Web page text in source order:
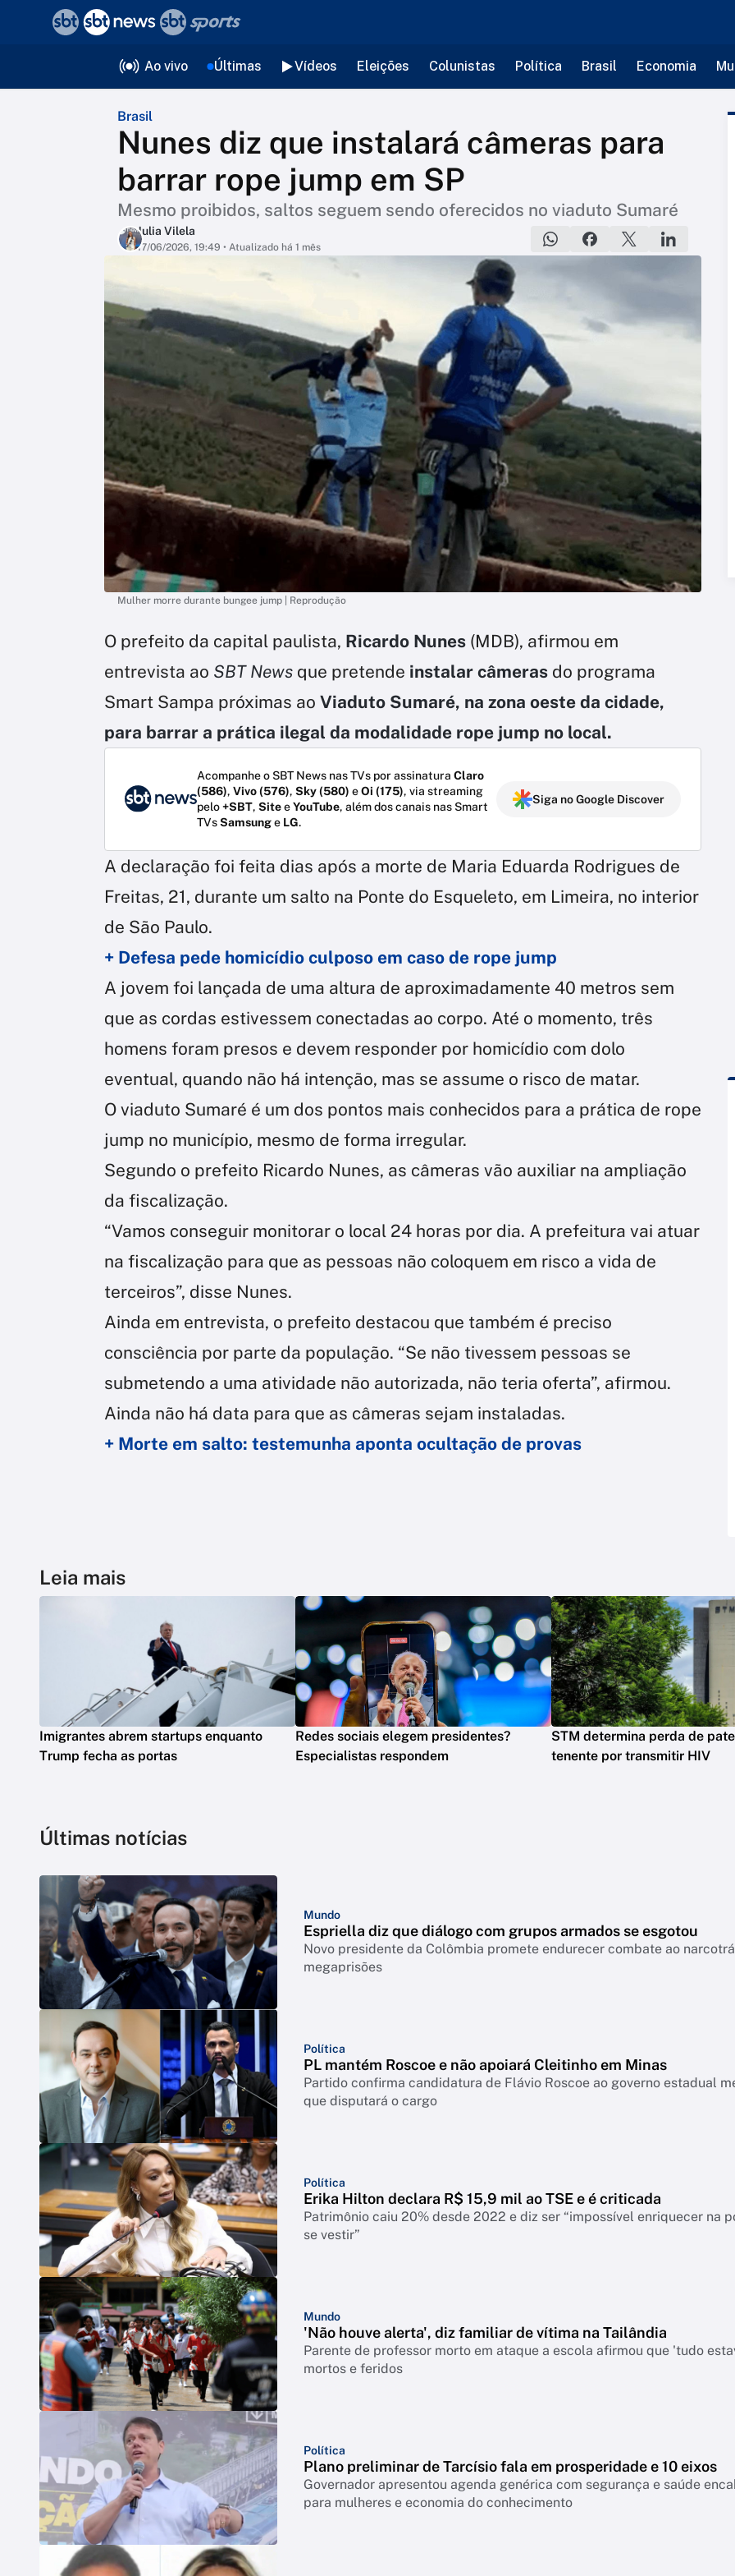
Ao vivo Últimas Vídeos Eleições Colunistas Política Brasil Economia
Brasil
Nunes diz que instalará câmeras para
barrar rope jump em SP
Mesmo proibidos, saltos seguem sendo oferecidos no viaduto Sumaré
Julia Vilela
17/06/2026, 19:49 • Atualizado há 1 mês
Mulher morre durante bungee jump | Reprodução
O prefeito da capital paulista, Ricardo Nunes (MDB), afirmou em
entrevista ao SBT News que pretende instalar câmeras do programa
Smart Sampa próximas ao Viaduto Sumaré, na zona oeste da cidade,
para barrar a prática ilegal da modalidade rope jump no local.
Acompanhe o SBT News nas TVs por assinatura Claro
(586), Vivo (576), Sky (580) eOi (175), via streaming
pelo+SBT, SiteeYouTube, além dos canais nas Smart
TVsSamsunge LG.
Siga no Google Discover
A declaração foi feita dias após a morte de Maria Eduarda Rodrigues de
Freitas, 21, durante um salto na Ponte do Esqueleto, em Limeira, no interior
de São Paulo.
+ Defesa pede homicídio culposo em caso de rope jump
A jovem foi lançada de uma altura de aproximadamente 40 metros sem
que as cordas estivessem conectadas ao corpo. Até o momento, três
homens foram presos e devem responder por homicídio com dolo
eventual, quando não há intenção, mas se assume o risco de matar.
O viaduto Sumaré é um dos pontos mais conhecidos para a prática de rope
jump no município, mesmo de forma irregular.
Segundo o prefeito Ricardo Nunes, as câmeras vão auxiliar na ampliação
da fiscalização.
“Vamos conseguir monitorar o local 24 horas por dia. A prefeitura vai atuar
na fiscalização para que as pessoas não coloquem em risco a vida de
terceiros”, disse Nunes.
Ainda em entrevista, o prefeito destacou que também é preciso
consciência por parte da população. “Se não tivessem pessoas se
submetendo a uma atividade não autorizada, não teria oferta”, afirmou.
Ainda não há data para que as câmeras sejam instaladas.
+ Morte em salto: testemunha aponta ocultação de provas
Leia mais
Imigrantes abrem startups enquanto
Trump fecha as portas
Redes sociais elegem presidentes?
Especialistas respondem
STM determina perda de
tenente por transmitir HIV
Últimas notícias
Mundo
Espriella diz que diálogo com grupos armados se esgotou
Novo presidente da Colômbia promete endurecer combate ao
megaprisões
Política
PL mantém Roscoe e não apoiará Cleitinho em Minas
Partido confirma candidatura de Flávio Roscoe ao governo estadual
que disputará o cargo
Política
Erika Hilton declara R$ 15,9 mil ao TSE e é criticada
Patrimônio caiu 20% desde 2022 e diz ser “impossível enriquecer na
se vestir”
Mundo
'Não houve alerta', diz familiar de vítima na Tailândia
Parente de professor morto em ataque a escola afirmou que 'tudo
mortos e feridos
Política
Plano preliminar de Tarcísio fala em prosperidade e 10 eixos
Governador apresentou agenda genérica com segurança e saúde
para mulheres e economia do conhecimento
voltar
Editorias